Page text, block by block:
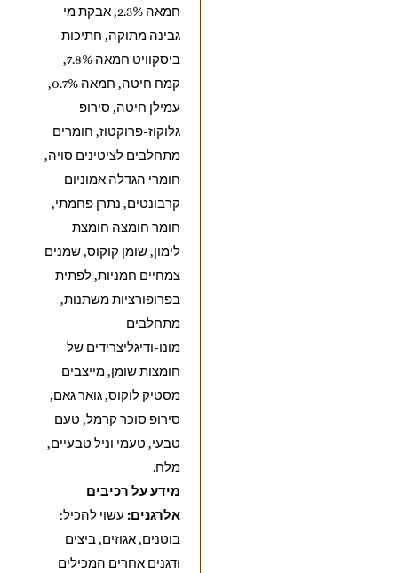
חמאה 2.3%, אבקת מי
גבינה מתוקה, חתיכות
ביסקוויט חמאה 7.8%,
קמח חיטה, חמאה 0.7%,
עמילן חיטה, סירופ
גלוקוז-פרוקטוז, חומרים
מתחלבים לציטינים סויה,
חומרי הגדלה אמוניום
קרבונטים, נתרן פחמתי,
חומר חומצה חומצת
לימון, שומן קוקוס, שמנים
צמחיים חמניות, לפתית
בפרופורציות משתנות,
מתחלבים
מונו-ודיגליצרידים של
חומצות שומן, מייצבים
מסטיק לוקוס, גואר גאם,
סירופ סוכר קרמל, טעם
טבעי, טעמי וניל טבעיים,
מלח.
מידע על רכיבים
אלרגנים: עשוי להכיל:
בוטנים, אגוזים, ביצים
ודגנים אחרים המכילים